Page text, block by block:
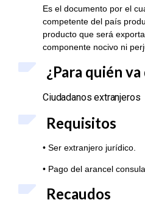
Es el documento por el
competente del país
producto que será
componente nocivo ni
¿Para quién
Ciudadanos extranjeros
Requisitos
• Ser extranjero jurídico.
• Pago del arancel
Recaudos